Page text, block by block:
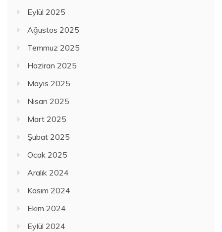
Eylül 2025
Ağustos 2025
Temmuz 2025
Haziran 2025
Mayıs 2025
Nisan 2025
Mart 2025
Şubat 2025
Ocak 2025
Aralık 2024
Kasım 2024
Ekim 2024
Eylül 2024